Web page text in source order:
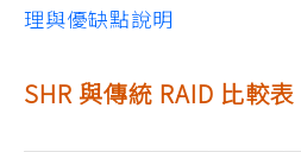
理與優缺點說明
SHR 與傳統 RAID 比較表